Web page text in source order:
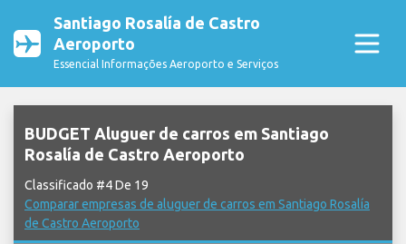
Santiago Rosalía de Castro
Aeroporto
Essencial Informações Aeroporto e Serviços
BUDGET Aluguer de carros em Santiago
Rosalía de Castro Aeroporto
Classificado #4 De 19
Comparar empresas de aluguer de carros em Santiago Rosalía
de Castro Aeroporto